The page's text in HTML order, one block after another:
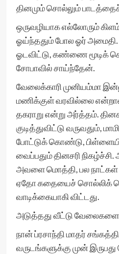
தினமும் சொல்லும்
ஒருவழியாக எல்லோரும்
ஓய்ந்ததும் போல ஓர் அமைதி.
ஓடவிட்டு, கண்ணை மூடிக்
சோபாவில் சாய்ந்தேன்.
வேலைக்காரி முனியம்மா
மணிக்குள் வரவில்லை
தகராறு என்று அர்த்தம்.
குடித்துவிட்டு வருவதும்,
போட்டுக் கொண்டு,
வைப்பதும் தினசரி
அவளை மொத்தி, பல நாட்கள்
ஏதோ கதையைச் சொல்லிக்
வாடிக்கையாகி விட்டது.
அடுத்தது வீட்டு
நான் ப்ரசாந்தி மாதர்
வருடங்களுக்கு முன்